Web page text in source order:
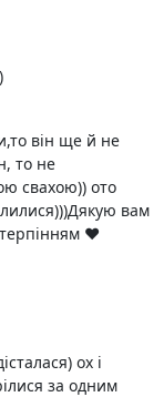
він ще й не
то не
свахою)) ото
вам
♥️
ох і
за одним